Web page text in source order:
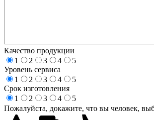
Качество продукции
1
2 3 4
5
Уровень сервиса
1
2 3 4
5
Срок изготовления
1
2 3 4
5
Пожалуйста, докажите, что вы человек,